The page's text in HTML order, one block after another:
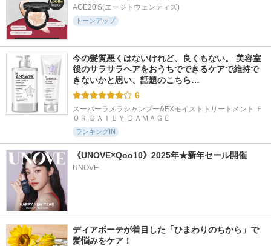
AGE20'S(エージトウェンティズ)
トーンアップ
今の髪質悪くはないけれど、良くもない。 美容室
後のサラサラヘアをおうちでできるケアで維持で
きないかと思い、話題のこちら…
6
スーパーラメラシャンプー&EXモイストトリートメント Ｆ
ＯＲ ＤＡＩＬＹ ＤＡＭＡＧＥ
ランキングIN
《UNOVE×Qoo10》2025年★新年セール開催
UNOVE
ディアボーテが着目した「ひまわりのちから」で
髪悩みをケア！